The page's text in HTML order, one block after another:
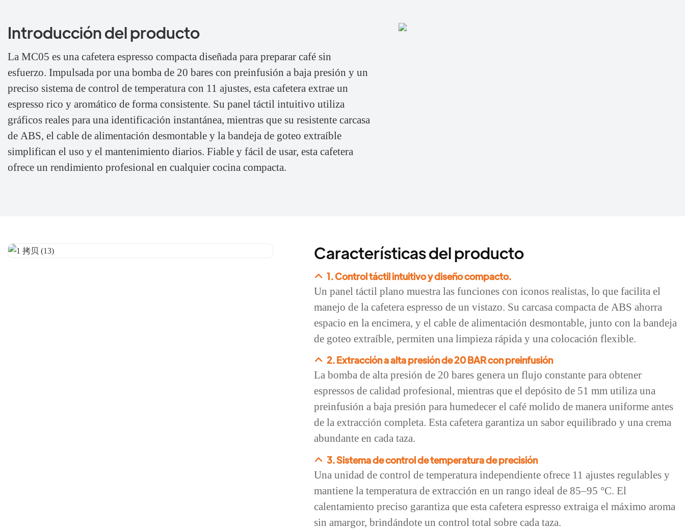
Introducción del producto
La MC05 es una cafetera espresso compacta diseñada para preparar café sin
esfuerzo. Impulsada por una bomba de 20 bares con preinfusión a baja presión y un
preciso sistema de control de temperatura con 11 ajustes, esta cafetera extrae un
espresso rico y aromático de forma consistente. Su panel táctil intuitivo utiliza
gráficos reales para una identificación instantánea, mientras que su resistente carcasa
de ABS, el cable de alimentación desmontable y la bandeja de goteo extraíble
simplifican el uso y el mantenimiento diarios. Fiable y fácil de usar, esta cafetera
ofrece un rendimiento profesional en cualquier cocina compacta.
Características del producto
1. Control táctil intuitivo y diseño compacto.
Un panel táctil plano muestra las funciones con iconos realistas, lo que facilita el
manejo de la cafetera espresso de un vistazo. Su carcasa compacta de ABS ahorra
espacio en la encimera, y el cable de alimentación desmontable, junto con la bandeja
de goteo extraíble, permiten una limpieza rápida y una colocación flexible.
2. Extracción a alta presión de 20 BAR con preinfusión
La bomba de alta presión de 20 bares genera un flujo constante para obtener
espressos de calidad profesional, mientras que el depósito de 51 mm utiliza una
preinfusión a baja presión para humedecer el café molido de manera uniforme antes
de la extracción completa. Esta cafetera garantiza un sabor equilibrado y una crema
abundante en cada taza.
3. Sistema de control de temperatura de precisión
Una unidad de control de temperatura independiente ofrece 11 ajustes regulables y
mantiene la temperatura de extracción en un rango ideal de 85–95 °C. El
calentamiento preciso garantiza que esta cafetera espresso extraiga el máximo aroma
sin amargor, brindándote un control total sobre cada taza.